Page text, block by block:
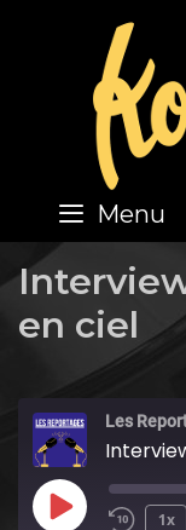
content
Menu
en ciel
Les
Play
1x